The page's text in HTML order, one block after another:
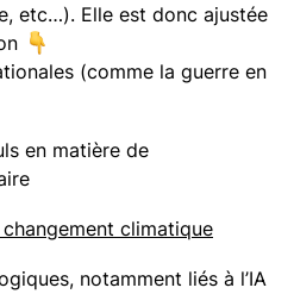
etc…). Elle est donc ajustée
(comme la guerre en
en matière de
climatique
notamment liés à l’IA